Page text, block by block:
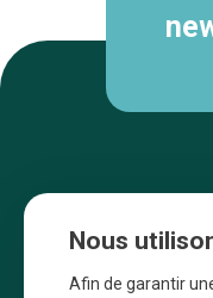
Nous
Afin de garantir